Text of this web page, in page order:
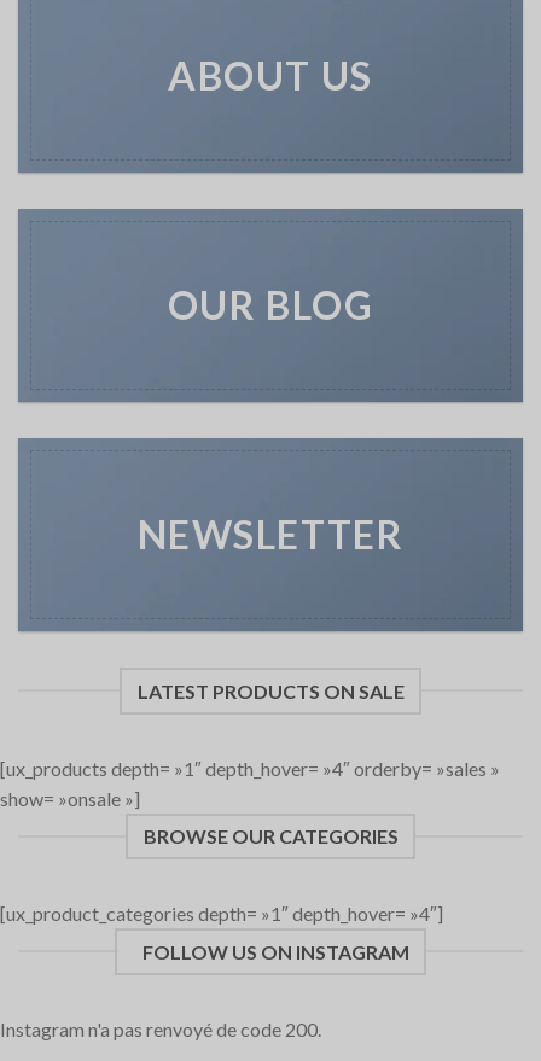
ABOUT US
OUR BLOG
NEWSLETTER
LATEST PRODUCTS ON SALE
[ux_products depth= »1″ depth_hover= »4″ orderby= »sales »
show= »onsale »]
BROWSE OUR CATEGORIES
[ux_product_categories depth= »1″ depth_hover= »4″]
FOLLOW US ON INSTAGRAM
Instagram n'a pas renvoyé de code 200.